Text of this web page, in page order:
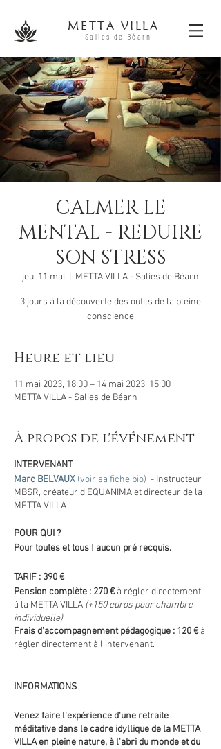
METTA VILLA
Salies de Béar n
CALMER LE
MENTAL - REDUIRE
SON STRESS
jeu. 11 mai METTA VILLA - Salies de Béarn
3 jours à la découverte des outils de la pleine
conscience
Heure et lieu
11 mai 2023, 18:00 – 14 mai 2023, 15:00
METTA VILLA - Salies de Béarn
À propos de l'événement
INTERVENANT
Marc BELVAUX (voir sa fiche bio) - Instructeur
MBSR, créateur d'EQUANIMA et directeur de la
METTA VILLA
POUR QUI ?
Pour toutes et tous ! aucun pré recquis.
TARIF : 390 €
Pension complète : 270 €à régler directement
à la METTA VILLA (+150 euros pour chambre
individuelle)
Frais d'accompagnement pédagogique : 120 €à
régler directement à l'intervenant.
INFORMATIONS
Venez faire l'expérience d'une retraite
méditative dans le cadre idyllique de la METTA
VILLA en pleine nature, à l'abri du monde et du